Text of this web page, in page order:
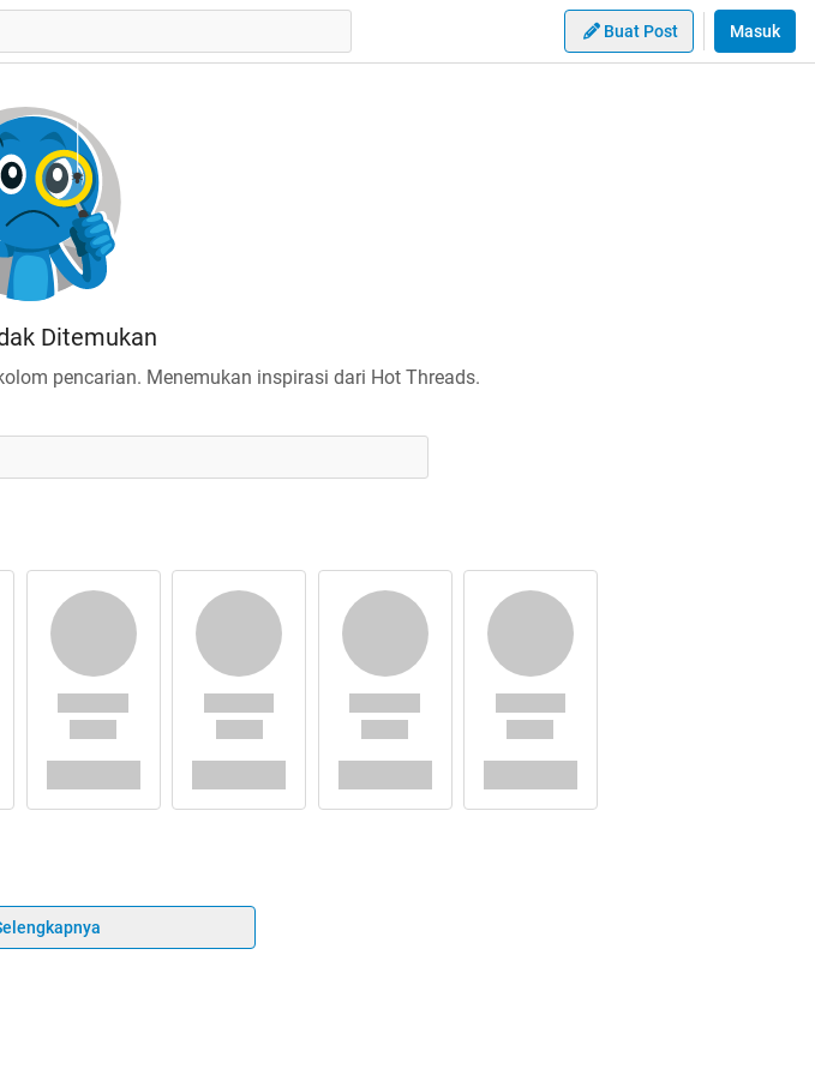
Buat Post Masuk
Ditemukan
pencarian. Menemukan inspirasi dari Hot Threads.